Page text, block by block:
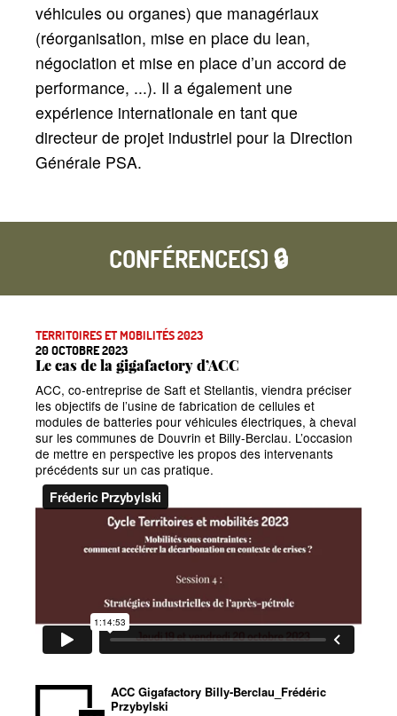
véhicules ou organes) que managériaux
(réorganisation, mise en place du lean,
négociation et mise en place d’un accord de
performance, ...). Il a également une
expérience internationale en tant que
directeur de projet industriel pour la Direction
Générale PSA.
CONFÉRENCE(S) 🔒
TERRITOIRES ET MOBILITÉS 2023
20 OCTOBRE 2023
Le cas de la gigafactory d’ACC
ACC, co-entreprise de Saft et Stellantis, viendra préciser
les objectifs de l’usine de fabrication de cellules et
modules de batteries pour véhicules électriques, à cheval
sur les communes de Douvrin et Billy-Berclau. L’occasion
de mettre en perspective les propos des intervenants
précédents sur un cas pratique.
ACC Gigafactory Billy-Berclau_Frédéric
Przybylski